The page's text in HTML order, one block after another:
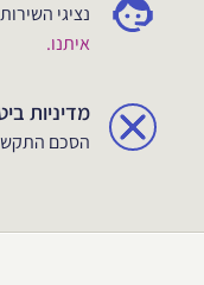
נציגי
איתנו.
מדיניות
הסכם